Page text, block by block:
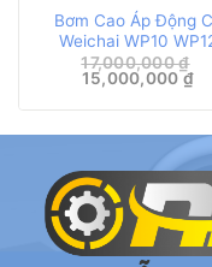
Bơm Cao Áp Động
Weichai WP10
17,000,000₫
Giá
gốc
là:
15,000,000₫Giá